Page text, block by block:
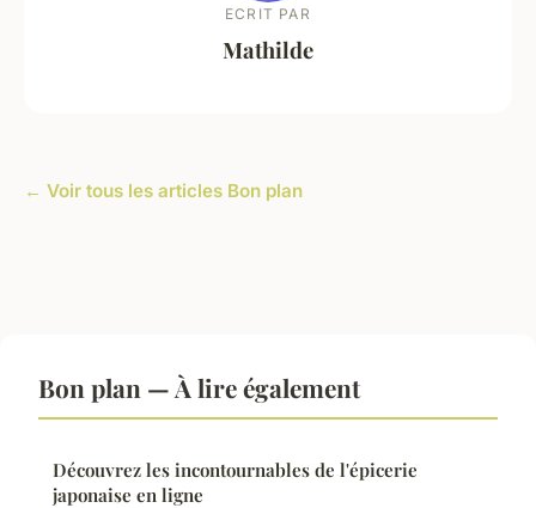
ECRIT PAR
Mathilde
← Voir tous les articles Bon plan
Bon plan — À lire également
Découvrez les incontournables de l'épicerie
japonaise en ligne